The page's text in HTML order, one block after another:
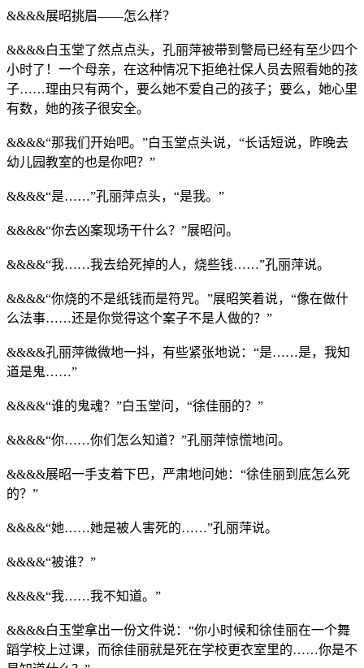
&&&&展昭挑眉——怎么样？
&&&&白玉堂了然点点头，孔丽萍被带到警局已经有至少四个
小时了！一个母亲，在这种情况下拒绝社保人员去照看她的孩
子……理由只有两个，要么她不爱自己的孩子；要么，她心里
有数，她的孩子很安全。
&&&&“那我们开始吧。”白玉堂点头说，“长话短说，昨晚去
幼儿园教室的也是你吧？”
&&&&“是……”孔丽萍点头，“是我。”
&&&&“你去凶案现场干什么？”展昭问。
&&&&“我……我去给死掉的人，烧些钱……”孔丽萍说。
&&&&“你烧的不是纸钱而是符咒。”展昭笑着说，“像在做什
么法事……还是你觉得这个案子不是人做的？”
&&&&孔丽萍微微地一抖，有些紧张地说：“是……是，我知
道是鬼……”
&&&&“谁的鬼魂？”白玉堂问，“徐佳丽的？”
&&&&“你……你们怎么知道？”孔丽萍惊慌地问。
&&&&展昭一手支着下巴，严肃地问她：“徐佳丽到底怎么死
的？”
&&&&“她……她是被人害死的……”孔丽萍说。
&&&&“被谁？”
&&&&“我……我不知道。”
&&&&白玉堂拿出一份文件说：“你小时候和徐佳丽在一个舞
蹈学校上过课，而徐佳丽就是死在学校更衣室里的……你是不